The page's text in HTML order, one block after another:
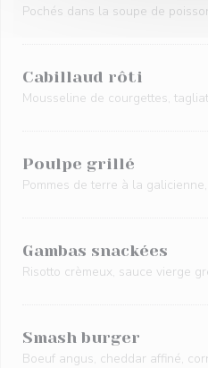
Pochés dans la soupe de
Cabillaud rôti
Mousseline de courgettes,
Poulpe grillé
Pommes de terre à la
Gambas snackées
Risotto crèmeux, sauce vierge
Smash burger
Boeuf angus, cheddar affiné,